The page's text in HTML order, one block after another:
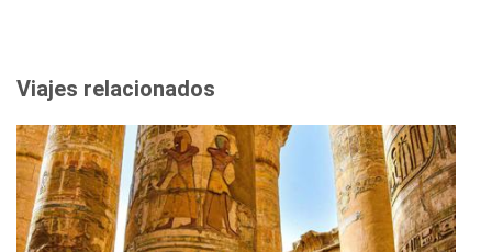
Viajes relacionados